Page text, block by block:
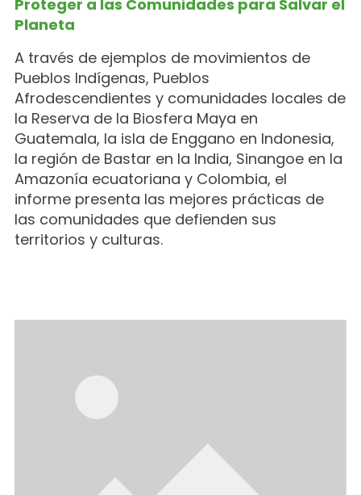
Proteger a las Comunidades para Salvar el
Planeta
A través de ejemplos de movimientos de
Pueblos Indígenas, Pueblos
Afrodescendientes y comunidades locales de
la Reserva de la Biosfera Maya en
Guatemala, la isla de Enggano en Indonesia,
la región de Bastar en la India, Sinangoe en la
Amazonía ecuatoriana y Colombia, el
informe presenta las mejores prácticas de
las comunidades que defienden sus
territorios y culturas.